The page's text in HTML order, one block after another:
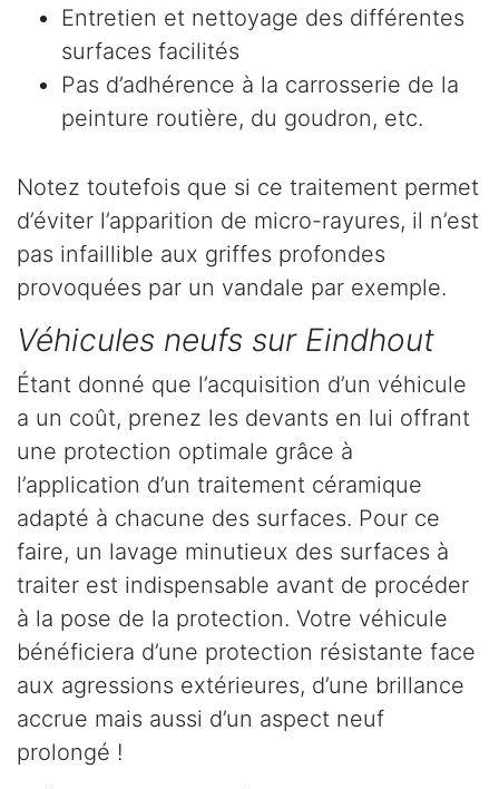
Entretien et nettoyage des différentes
surfaces facilités
Pas d’adhérence à la carrosserie de la
peinture routière, du goudron, etc.
Notez toutefois que si ce traitement permet
d’éviter l’apparition de micro-rayures, il n’est
pas infaillible aux griffes profondes
provoquées par un vandale par exemple.
Véhicules neufs sur Eindhout
Étant donné que l’acquisition d’un véhicule
a un coût, prenez les devants en lui offrant
une protection optimale grâce à
l’application d’un traitement céramique
adapté à chacune des surfaces. Pour ce
faire, un lavage minutieux des surfaces à
traiter est indispensable avant de procéder
à la pose de la protection. Votre véhicule
bénéficiera d’une protection résistante face
aux agressions extérieures, d’une brillance
accrue mais aussi d’un aspect neuf
prolongé !